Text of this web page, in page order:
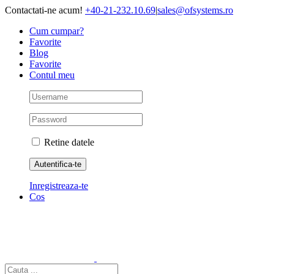
Skip
content
Contactati-ne acum! +40-21-232.10.69|sales@ofsystems.ro
Cum cumpar?
Favorite
Blog
Favorite
Contul meu
Retine datele
Inregistreaza-te
Cos
Cautare...